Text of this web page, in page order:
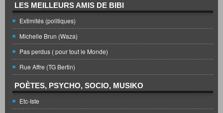
LES MEILLEURS AMIS DE BIBI
Extimités (politiques)
Michelle Brun (Waza)
Pas perdus ( pour tout le Monde)
Rue Affre (TG Bertin)
POÈTES, PSYCHO, SOCIO, MUSIKO
Etc-Iste